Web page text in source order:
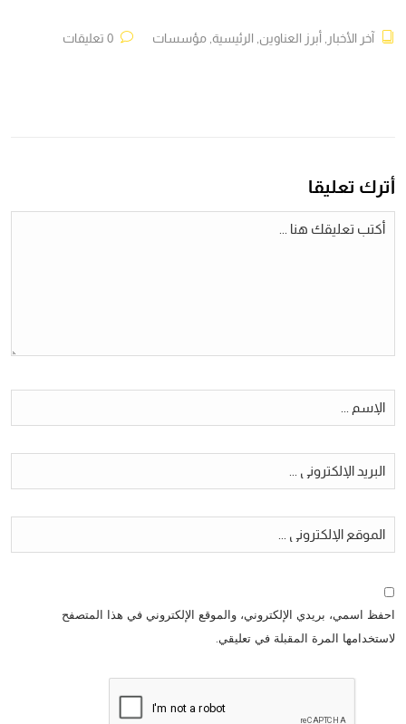
آخر الأخبار أبرز العناوين الرئيسية مؤسسات
أترك تعليقا
احفظ اسمي، بريدي الإلكتروني، والموقع الإلكتروني في هذا المتصفح
لاستخدامها المرة المقبلة في تعليقي.